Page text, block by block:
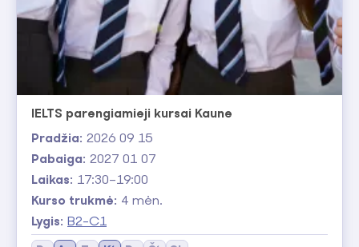
IELTS parengiamieji kursai Kaune
Pradžia: 2026 09 15
Pabaiga: 2027 01 07
Laikas: 17:30–19:00
Kurso trukmė: 4 mėn.
Lygis: B2-C1